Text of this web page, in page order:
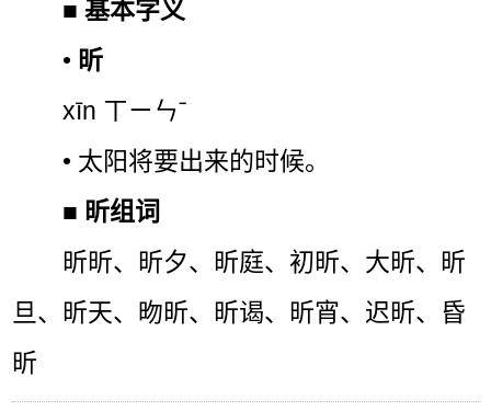
■基本字义
• 昕
xīn ㄒㄧㄣˉ
• 太阳将要出来的时候。
■ 昕组词
昕昕、昕夕、昕庭、初昕、大昕、昕
旦、昕天、昒昕、昕谒、昕宵、迟昕、昏
昕